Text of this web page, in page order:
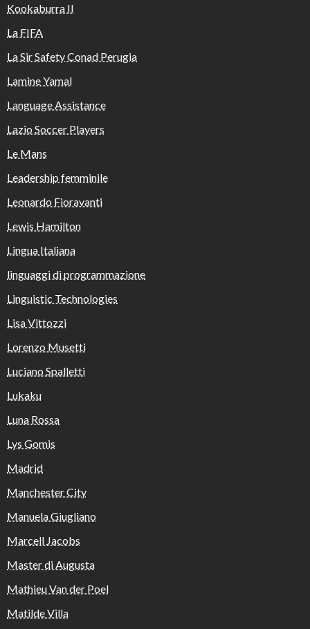
Kookaburra II
La FIFA
La Sir Safety Conad Perugia
Lamine Yamal
Language Assistance
Lazio Soccer Players
Le Mans
Leadership femminile
Leonardo Fioravanti
Lewis Hamilton
Lingua Italiana
linguaggi di programmazione
Linguistic Technologies
Lisa Vittozzi
Lorenzo Musetti
Luciano Spalletti
Lukaku
Luna Rossa
Lys Gomis
Madrid
Manchester City
Manuela Giugliano
Marcell Jacobs
Master di Augusta
Mathieu Van der Poel
Matilde Villa